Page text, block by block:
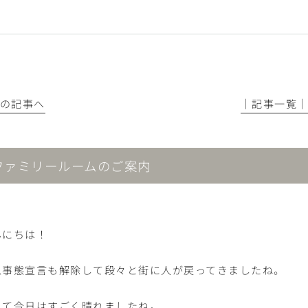
記事へ │記事一覧│
ァミリールームのご案内
ちは！
態宣言も解除して段々と街に人が戻ってきましたね。